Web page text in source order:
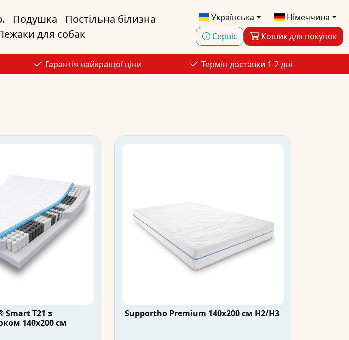
Українська
Німеччина
Сервіс
Кошик для покупок
Подушка
Постільна білизна
для собак
Гарантія найкращої ціни Термін доставки 1-2 дні
Smart T21 з
140x200 см
Supportho Premium 140x200 см H2/H3